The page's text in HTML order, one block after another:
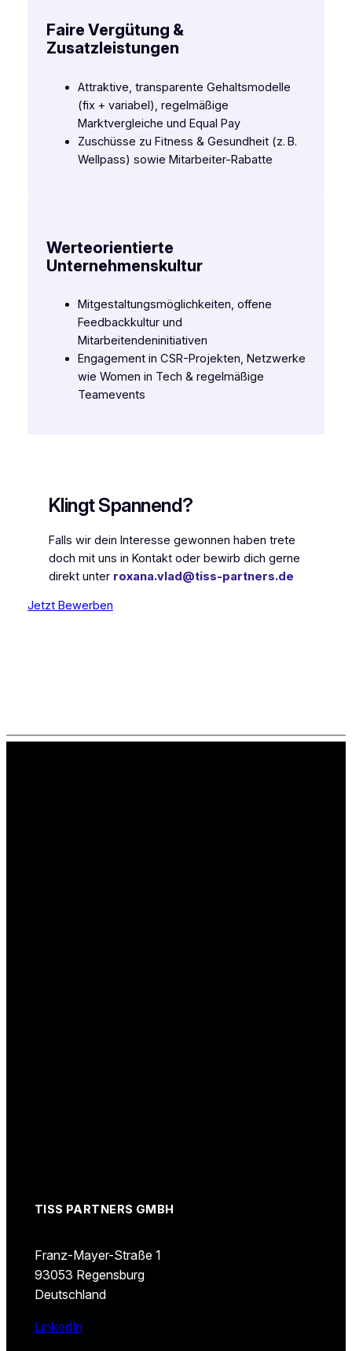
Faire Vergütung &
Zusatzleistungen
Attraktive, transparente Gehaltsmodelle
(fix + variabel), regelmäßige
Marktvergleiche und Equal Pay
Zuschüsse zu Fitness & Gesundheit (z. B.
Wellpass) sowie Mitarbeiter-Rabatte
Werteorientierte
Unternehmenskultur
Mitgestaltungsmöglichkeiten, offene
Feedbackkultur und
Mitarbeitendeninitiativen
Engagement in CSR-Projekten, Netzwerke
wie Women in Tech & regelmäßige
Teamevents
Klingt Spannend?
Falls wir dein Interesse gewonnen haben trete
doch mit uns in Kontakt oder bewirb dich gerne
direkt unter roxana.vlad@tiss-partners.de
Jetzt Bewerben
TISS PARTNERS GMBH
Franz-Mayer-Straße 1
93053 Regensburg
Deutschland
LinkedIn